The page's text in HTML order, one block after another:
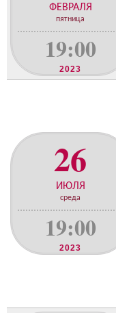
ФЕВРАЛЯ
пятница
19:00
2023
26
ИЮЛЯ
среда
19:00
2023